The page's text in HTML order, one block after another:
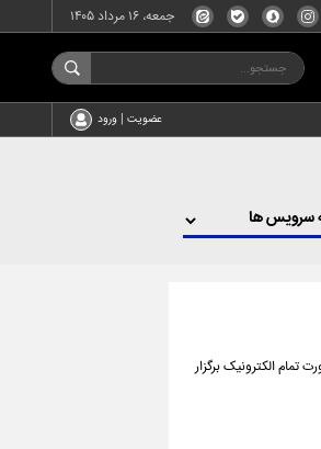
جمعه، ۱۶ مرداد ۱۴۰۵
عضویت | ورود
الکترونیک برگزار